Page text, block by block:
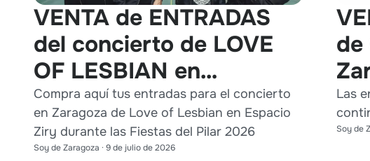
VENTA de ENTRADAS
del concierto de LOVE
OF LESBIAN en
Zaragoza durante Pilares
2026
Compra aquí tus entradas para el concierto
en Zaragoza de Love of Lesbian en Espacio
Ziry durante las Fiestas del Pilar 2026
Soy de Zaragoza · 9 de julio de 2026
de
Las
Soy de